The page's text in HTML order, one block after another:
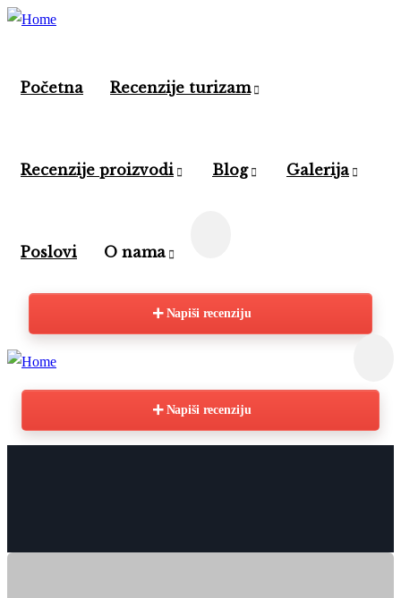
Početna Recenzije turizam
Recenzije proizvodi Blog Galerija
Poslovi O nama
Napiši recenziju
Napiši recenziju